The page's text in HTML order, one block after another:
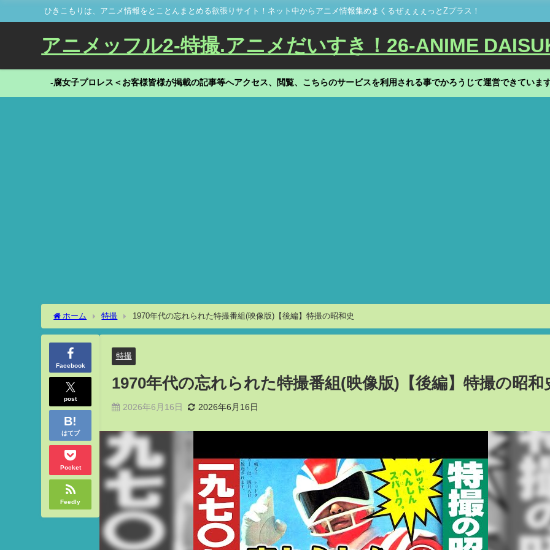
ひきこもりは、アニメ情報をとことんまとめる欲張りサイト！ネット中からアニメ情報集めまくるぜぇぇぇっとZプラス！
アニメッフル2-特撮.アニメだいすき！26-ANIME
-腐女子プロレス＜お客様皆様が掲載の記事等へアクセス、閲覧、こちらのサービスを利用される事でかろうじて運営できていま
ホーム 特撮 1970年代の忘れられた特撮番組(映像版)【後編】特撮の昭和史
Facebook
post
はてブ
Pocket
Feedly
特撮
1970年代の忘れられた特撮番組(映像版)【後編】特撮の昭和
2026年6月16日 2026年6月16日